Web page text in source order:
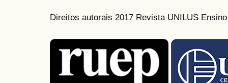
Direitos autorais 2017 Revista UNILUS